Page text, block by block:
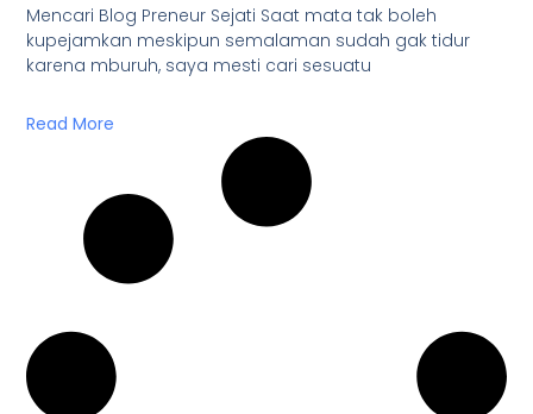
Mencari Blog Preneur Sejati Saat mata tak boleh
kupejamkan meskipun semalaman sudah gak tidur
karena mburuh, saya mesti cari sesuatu
Read More